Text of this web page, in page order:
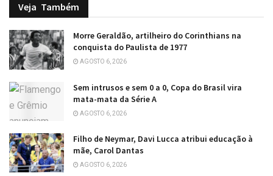
Veja Também
Morre Geraldão, artilheiro do Corinthians na
conquista do Paulista de 1977
AGOSTO 6, 2026
Sem intrusos e sem 0 a 0, Copa do Brasil vira
mata-mata da Série A
AGOSTO 6, 2026
Filho de Neymar, Davi Lucca atribui educação à
mãe, Carol Dantas
AGOSTO 6, 2026